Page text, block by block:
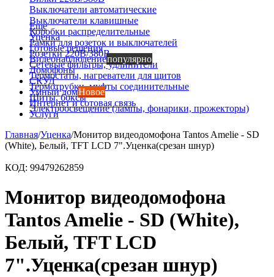
Выключатели автоматические
Выключатели клавишные
Коробки распределительные
Рамки для розеток и выключателей
Розетки 220В/380В
Сетевые фильтры, удлинители
Термостаты, нагреватели для щитов
Термотрубки, муфты соединительные
Щиты, боксы
Электроосвещение (лампы, фонарики, прожекторы)
Еще
Уценка
Готовые решения
Видеонаблюдениепопулярно
Домофоны
СКУД
Умный домНовое
Интернет и сотовая связь
Услуги
Главная/Уценка/Монитор видеодомофона Tantos Amelie - SD
(White), Белый, TFT LCD 7".Уценка(срезан шнур)
КОД: 99479262859
Монитор видеодомофона
Tantos Amelie - SD (White),
Белый, TFT LCD
7".Уценка(срезан шнур)